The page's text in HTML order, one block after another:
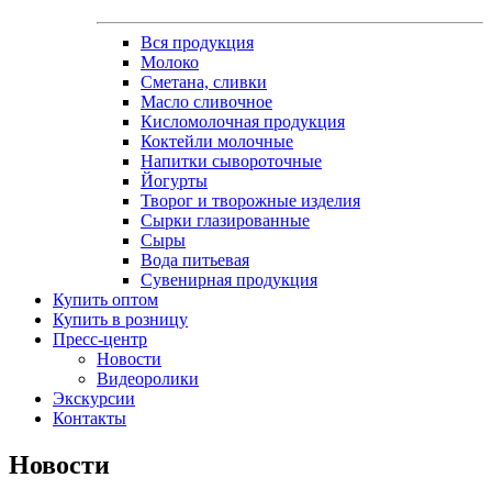
Вся продукция
Молоко
Сметана, сливки
Масло сливочное
Кисломолочная продукция
Коктейли молочные
Напитки сывороточные
Йогурты
Творог и творожные изделия
Сырки глазированные
Сыры
Вода питьевая
Сувенирная продукция
Купить оптом
Купить в розницу
Пресс-центр
Новости
Видеоролики
Экскурсии
Контакты
Новости